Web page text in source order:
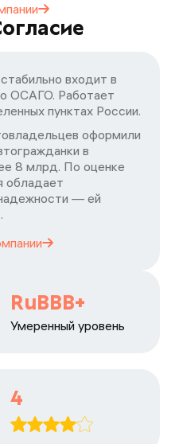
входит в
ОСАГО. Работает
пунктах России.
оформили
в
8 млрд. По оценке
обладает
— ей
RuBBB+
Умеренный уровень
4